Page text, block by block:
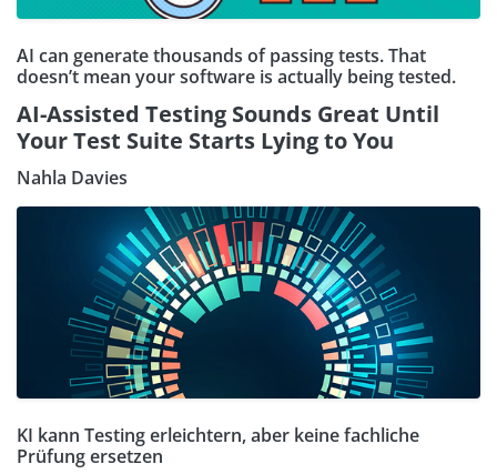
AI can generate thousands of passing tests. That
doesn’t mean your software is actually being tested.
AI-Assisted Testing Sounds Great Until
Your Test Suite Starts Lying to You
Nahla Davies
KI kann Testing erleichtern, aber keine fachliche
Prüfung ersetzen